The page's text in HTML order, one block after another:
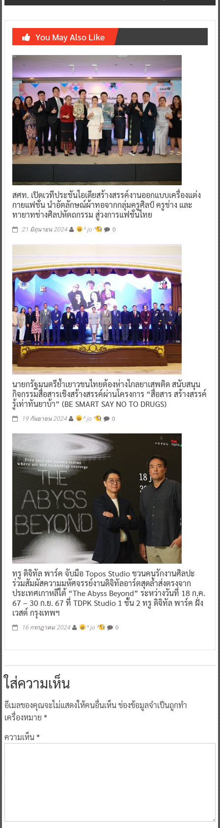
You May Also Like
สศท. เปิดเวทีประชันไอเดียสร้างสรรค์งานออกแบบเครื่องแต่ง
กายแฟชั่น นำอัตลักษณ์ผ้าทอจากกลุ่มครูศิลป์ ครูช่าง และ
ทายาทช่างศิลปหัตถกรรม สู่วงการแฟชั่นไทย
21 มิถุนายน 2024 ^ jo ^ 0
นายกรัฐมนตรีย้ำเยาวชนไทยต้องห่างไกลยาเสพติด สนับสนุน
กิจกรรมสื่อสารเชิงสร้างสรรค์ผ่านโครงการ “สื่อสาร สร้างสรรค์
รู้เท่าทันยาบ้า” (BE SMART SAY NO TO DRUGS)
19 กันยายน 2024 ^ jo ^ 0
ทรู ดิจิทัล พาร์ค จับมือ Topos Studio ชวนคนรักงานศิลปะ
ร่วมสัมผัสความมหัศจรรย์งานดิจิทัลอาร์ตสุดล้ำส่งตรงจาก
ประเทศเกาหลีใต้ “The Abyss Beyond” ระหว่างวันที่ 18 ก.ค.
67 – 30 ก.ย. 67 ที่ TDPK Studio 1 ชั้น 2 ทรู ดิจิทัล พาร์ค ฝั่ง
เวสต์ กรุงเทพฯ
16 กรกฎาคม 2024 ^ jo ^ 0
ใส่ความเห็น
อีเมลของคุณจะไม่แสดงให้คนอื่นเห็นช่องข้อมูลจำเป็นถูกทำ
เครื่องหมาย *
ความเห็น*